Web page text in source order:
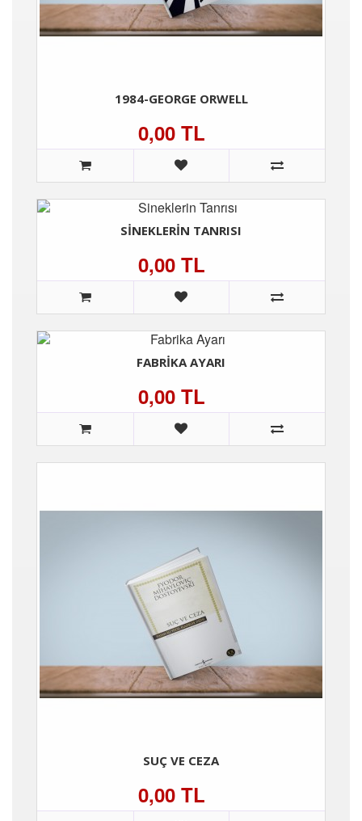
1984-GEORGE ORWELL
0,00 TL
SINEKLERIN TANRISI
0,00 TL
FABRIKA AYARI
0,00 TL
SUÇ VE CEZA
0,00 TL